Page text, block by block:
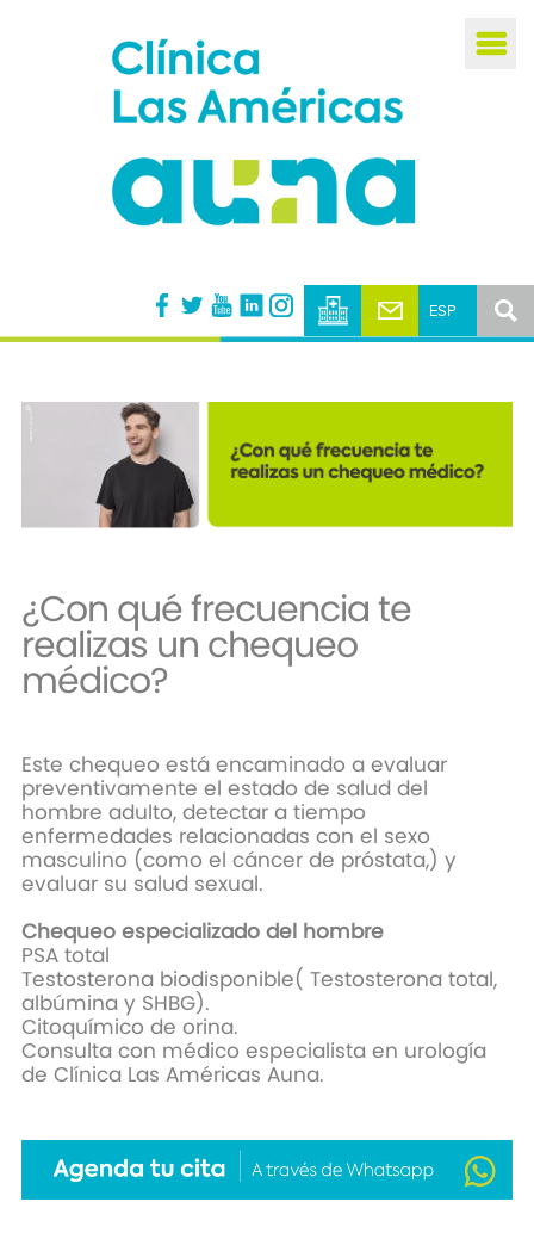
¿Con qué frecuencia te
realizas un chequeo
médico?
Este chequeo está encaminado a evaluar
preventivamente el estado de salud del
hombre adulto, detectar a tiempo
enfermedades relacionadas con el sexo
masculino (como el cáncer de próstata,) y
evaluar su salud sexual.
Chequeo especializado del hombre
PSA total
Testosterona biodisponible( Testosterona total,
albúmina y SHBG).
Citoquímico de orina.
Consulta con médico especialista en urología
de Clínica Las Américas Auna.